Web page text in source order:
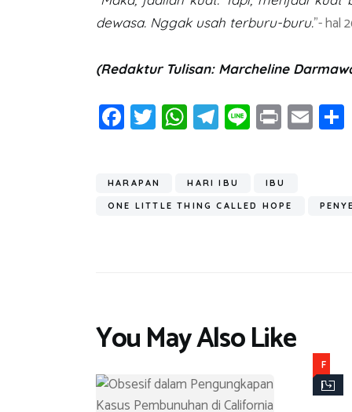
dewasa. Nggak usah terburu-buru.”- hal
(Redaktur Tulisan: Marcheline
Fa
ce
o
ok
T
wi
er
W
h
s
A
T
el
gr
a
Li
n
Pr
in
E
m
HARAPAN HARI IBU IBU
ONE LITTLE THING CALLED HOPE
You May Also Like
F
i